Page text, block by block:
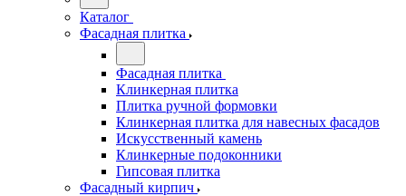
Каталог
Фасадная плитка
Фасадная плитка
Клинкерная плитка
Плитка ручной формовки
Клинкерная плитка для навесных фасадов
Искусственный камень
Клинкерные подоконники
Гипсовая плитка
Фасадный кирпич